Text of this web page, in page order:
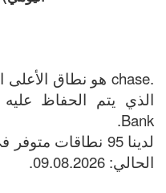
Bank.
الحالي: 09.08.2026.